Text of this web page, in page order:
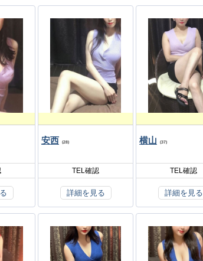
安西 (28)
TEL確認
詳細を見る
横山 (37)
TEL確認
詳細を見る